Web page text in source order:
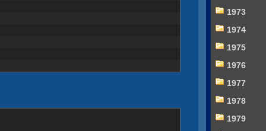
1973
1974
1975
1976
1977
1978
1979